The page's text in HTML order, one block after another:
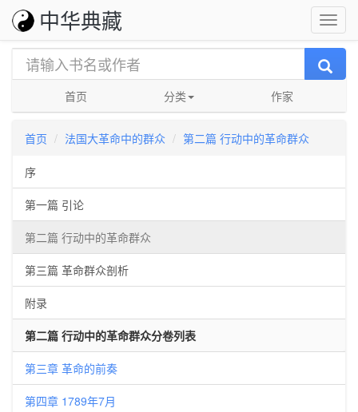
中华典藏
首页 分类 作家
首页 法国大革命中的群众
第二篇 行动中的革命群众
序
第一篇 引论
第二篇 行动中的革命群众
第三篇 革命群众剖析
附录
第二篇 行动中的革命群众分卷列表
第三章 革命的前奏
第四章 1789年7月